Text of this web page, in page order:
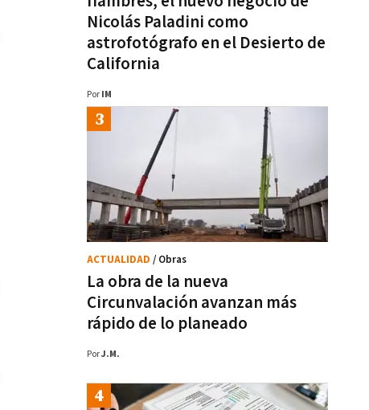
Nicolás Paladini como
astrofotógrafo en el Desierto de
California
Por IM
La obra de la nueva
Circunvalación avanzan más
rápido de lo planeado
ACTUALIDAD / Obras
PorJ.M.